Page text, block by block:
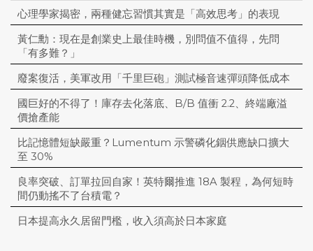
心理學家揭密，兩種健忘習慣其實是「高效思考」的表現
黃仁勳：現在是創業史上最佳時機，別問值不值得，先問
「有多難？」
廢案復活，美軍改用「千里巨砲」測試極音速彈頭降低成本
國巨好的不得了！庫存去化落底、B/B 值衝 2.2、終端廠溢
價搶產能
比記憶體短缺嚴重？Lumentum 示警磷化銦供應缺口擴大
至 30%
良率突破、訂單拉回自家！英特爾推進 18A 製程，為何短時
間仍動搖不了台積電？
日本提高永久居留門檻，收入須高於日本家庭